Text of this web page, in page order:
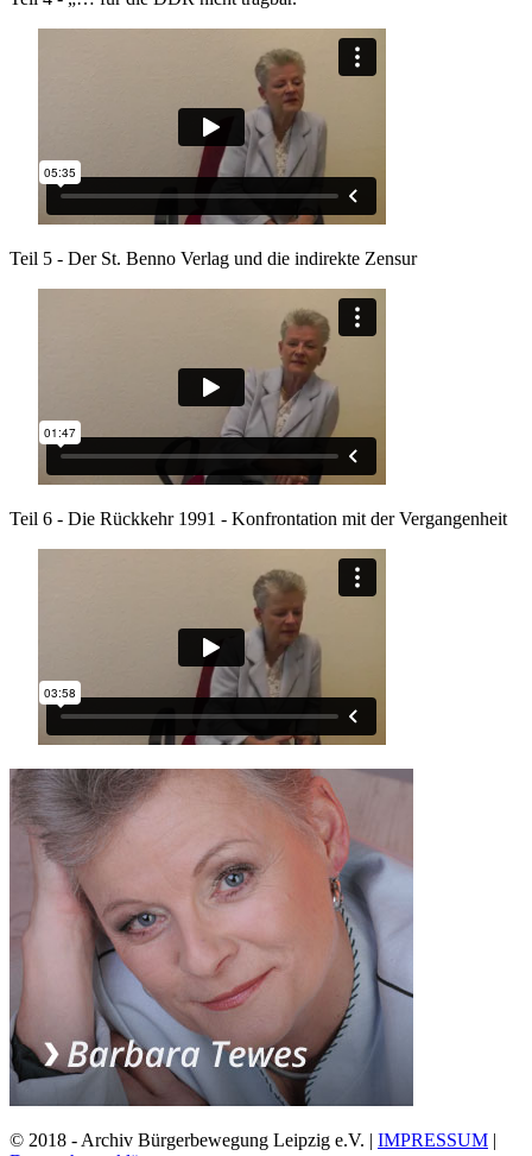
Teil 5 - Der St. Benno Verlag und die indirekte Zensur
Teil 6 - Die Rückkehr 1991 - Konfrontation mit der Vergangenheit
© 2018 - Archiv Bürgerbewegung Leipzig e.V. | IMPRESSUM |